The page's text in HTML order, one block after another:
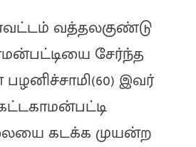
வத்தலகுண்டு
சேர்ந்த
இவர்
கடக்க முயன்ற